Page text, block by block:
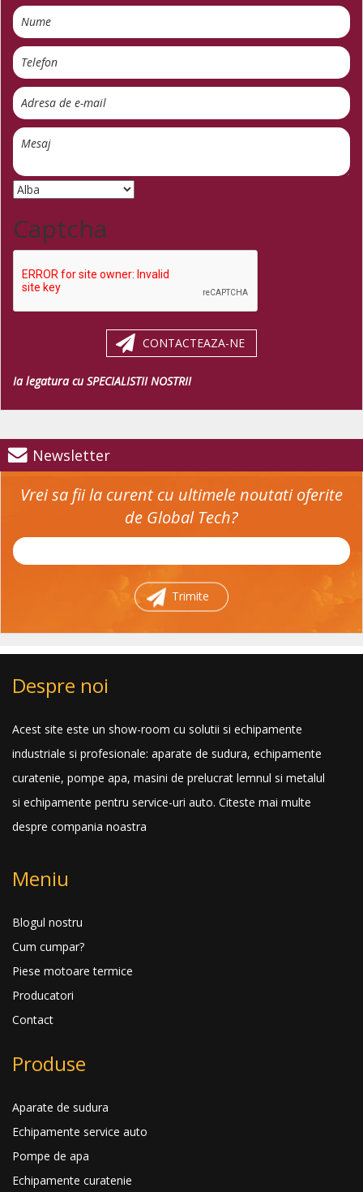
Captcha
CONTACTEAZA-NE
Ia legatura cu SPECIALISTII NOSTRII
Newsletter
Vrei sa fii la curent cu ultimele noutati oferite
de Global Tech?
Trimite
Despre noi
Acest site este un show-room cu solutii si echipamente
industriale si profesionale: aparate de sudura, echipamente
curatenie, pompe apa, masini de prelucrat lemnul si metalul
si echipamente pentru service-uri auto. Citeste mai multe
despre compania noastra
Meniu
Blogul nostru
Cum cumpar?
Piese motoare termice
Producatori
Contact
Produse
Aparate de sudura
Echipamente service auto
Pompe de apa
Echipamente curatenie